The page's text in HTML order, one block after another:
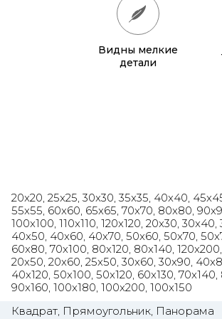
Видны мелкие
детали
20x20, 25x25, 30x30, 35x35, 40x40,
55x55, 60x60, 65x65, 70x70, 80x80,
100x100, 110x110, 120x120, 20x30,
40x50, 40x60, 40x70, 50x60, 50x70,
60x80, 70x100, 80x120, 80x140,
20x50, 20x60, 25x50, 30x60, 30x90,
40x120, 50x100, 50x120, 60x130, 70x140,
90x160, 100x180, 100x200, 100x150
Квадрат, Прямоугольник, Панорама